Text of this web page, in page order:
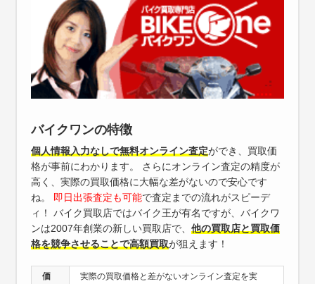
バイクワンの特徴
個人情報入力なしで無料オンライン査定ができ、買取価
格が事前にわかります。 さらにオンライン査定の精度が
高く、実際の買取価格に大幅な差がないので安心です
ね。 即日出張査定も可能で査定までの流れがスピーデ
ィ！ バイク買取店ではバイク王が有名ですが、バイクワ
ンは2007年創業の新しい買取店で、 他の買取店と買取価
格を競争させることで高額買取が狙えます！
価
実際の買取価格と差がないオンライン査定を実